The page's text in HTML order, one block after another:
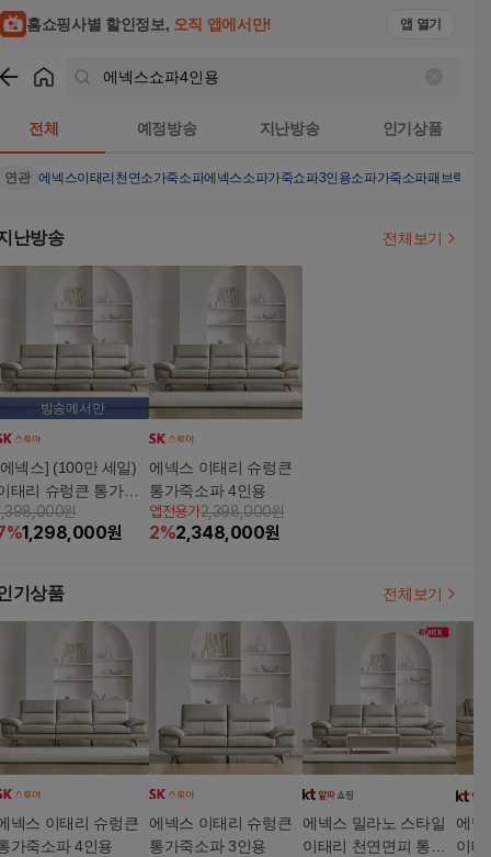
홈쇼핑사별 할인정보, 오직 앱에서만! 앱 열기
전체 예정방송 지난방송 인기상품
연관 에넥스이태리천연소가죽소파에넥스소파가죽쇼파3인용소파가죽소파패브릭쇼파
난방송 전체보기
방송에서만
넥스] (100만 세일)
태리 슈렁큰 통가죽
파 4인용원
%1,298,000원
에넥스 이태리 슈렁큰
통가죽소파 4인용
앱전용가2,398,000원
2%2,348,000원
기상품 전체보기
넥스 이태리 슈렁큰
가죽소파 4인용
에넥스 이태리 슈렁큰
통가죽소파 3인용
에넥스 밀라노 스타일
이태리 천연면피 통가
에넥
이태